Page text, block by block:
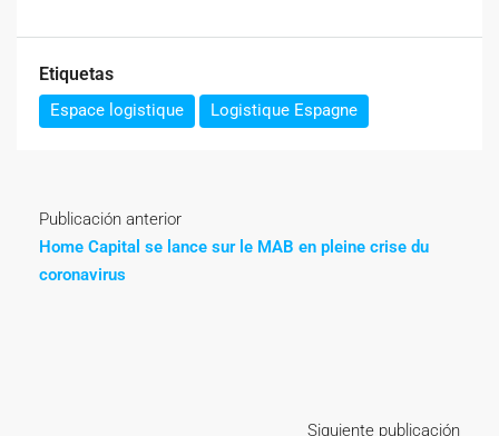
Etiquetas
Espace logistique Logistique Espagne
Publicación anterior
Home Capital se lance sur le MAB en pleine crise du
coronavirus
Siguiente publicación